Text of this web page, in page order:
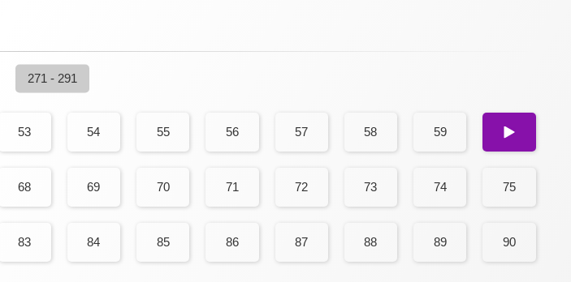
全 77 集
271 - 291
53 54 55 56 57 58 59 60
68 69 70 71 72 73 74 75
83 84 85 86 87 88 89 90